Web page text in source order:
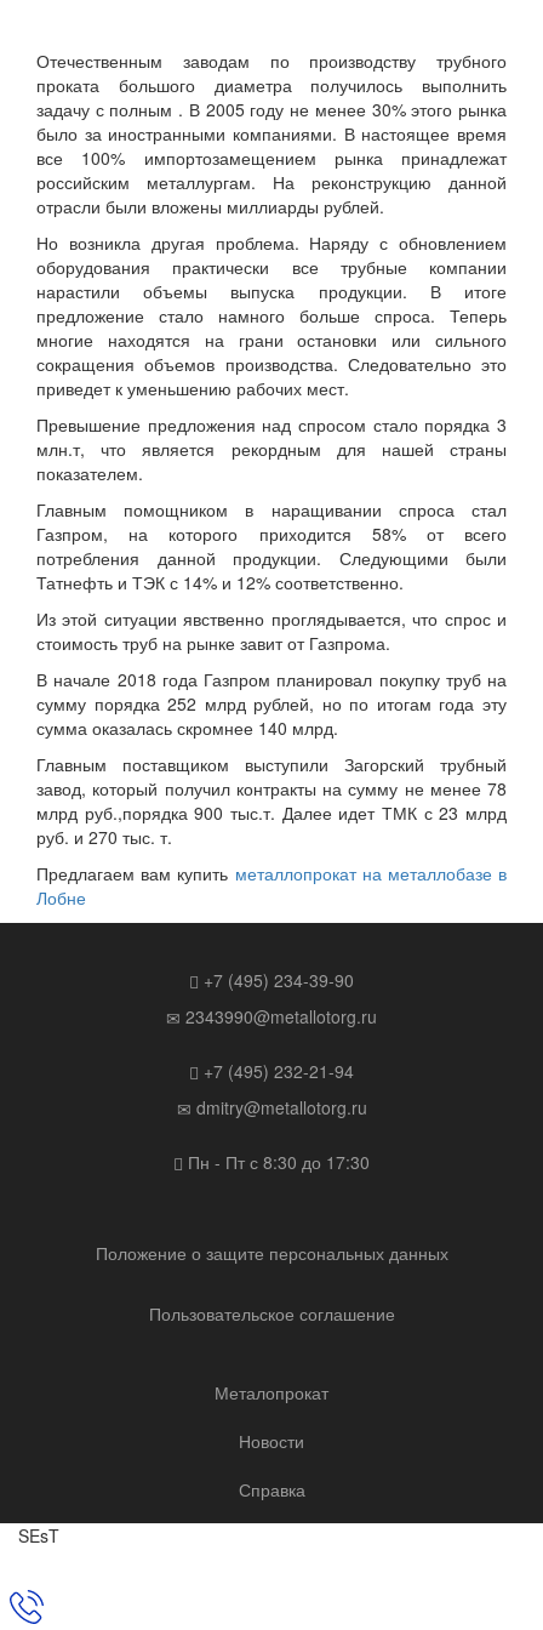
Отечественным заводам по производству трубного
проката большого диаметра получилось выполнить
задачу с полным . В 2005 году не менее 30% этого рынка
было за иностранными компаниями. В настоящее время
все 100% импортозамещением рынка принадлежат
российским металлургам. На реконструкцию данной
отрасли были вложены миллиарды рублей.
Но возникла другая проблема. Наряду с обновлением
оборудования практически все трубные компании
нарастили объемы выпуска продукции. В итоге
предложение стало намного больше спроса. Теперь
многие находятся на грани остановки или сильного
сокращения объемов производства. Следовательно это
приведет к уменьшению рабочих мест.
Превышение предложения над спросом стало порядка 3
млн.т, что является рекордным для нашей страны
показателем.
Главным помощником в наращивании спроса стал
Газпром, на которого приходится 58% от всего
потребления данной продукции. Следующими были
Татнефть и ТЭК с 14% и 12% соответственно.
Из этой ситуации явственно проглядывается, что спрос и
стоимость труб на рынке завит от Газпрома.
В начале 2018 года Газпром планировал покупку труб на
сумму порядка 252 млрд рублей, но по итогам года эту
сумма оказалась скромнее 140 млрд.
Главным поставщиком выступили Загорский трубный
завод, который получил контракты на сумму не менее 78
млрд руб.,порядка 900 тыс.т. Далее идет ТМК с 23 млрд
руб. и 270 тыс. т.
Предлагаем вам купить металлопрокат на металлобазе в
Лобне
+7 (495) 234-39-90
2343990@metallotorg.ru
+7 (495) 232-21-94
dmitry@metallotorg.ru
Пн - Пт с 8:30 до 17:30
Положение о защите персональных данных
Пользовательское соглашение
Металопрокат
Новости
Справка
SEsT